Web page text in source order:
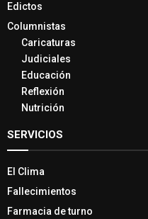
Edictos
Columnistas
Caricaturas
Judiciales
Educación
Reflexión
Nutrición
SERVICIOS
El Clima
Fallecimientos
Farmacia de turno